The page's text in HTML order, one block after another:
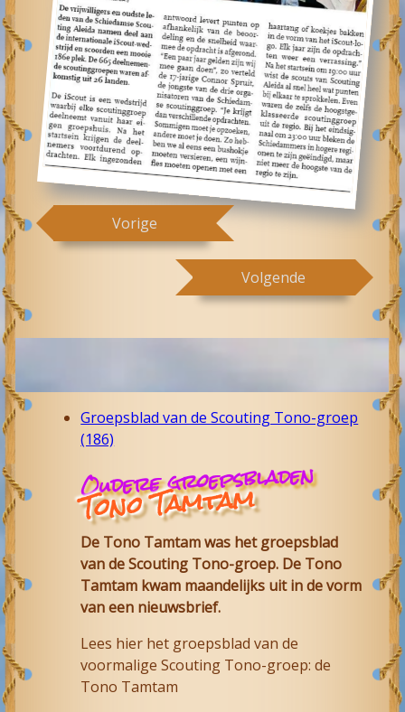
Vorige
Volgende
Groepsblad van de Scouting Tono-groep
(186)
Oudere groepsbladen
Tono Tamtam
De Tono Tamtam was het groepsblad
van de Scouting Tono-groep. De Tono
Tamtam kwam maandelijks uit in de vorm
van een nieuwsbrief.
Lees hier het groepsblad van de
voormalige Scouting Tono-groep: de
Tono Tamtam